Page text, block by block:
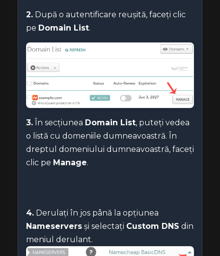
2. După o autentificare reușită, faceți clic
pe Domain List.
3. În secțiunea Domain List, puteți vedea
o listă cu domeniile dumneavoastră. În
dreptul domeniului dumneavoastră, faceți
clic pe Manage.
4. Derulați în jos până la opțiunea
Nameservers și selectați Custom DNS din
meniul derulant.